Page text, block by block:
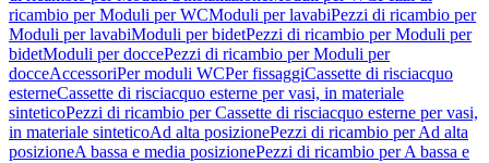
ricambio per Moduli per WCModuli per lavabiPezzi di ricambio per
Moduli per lavabiModuli per bidetPezzi di ricambio per Moduli per
bidetModuli per doccePezzi di ricambio per Moduli per
docceAccessoriPer moduli WCPer fissaggiCassette di risciacquo
esterneCassette di risciacquo esterne per vasi, in materiale
sinteticoPezzi di ricambio per Cassette di risciacquo esterne per vasi,
in materiale sinteticoAd alta posizionePezzi di ricambio per Ad alta
posizioneA bassa e media posizionePezzi di ricambio per A bassa e